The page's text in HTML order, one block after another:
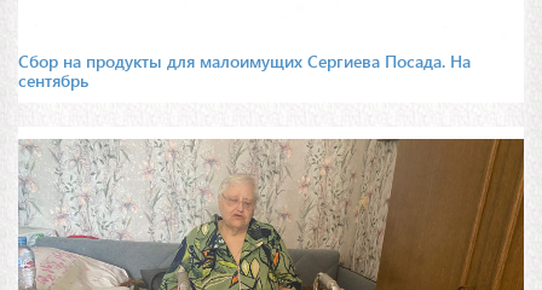
Сбор на продукты для малоимущих Сергиева Посада. На
сентябрь